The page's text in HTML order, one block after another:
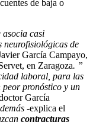
de baja o
asocia casi
neurofisiológicas de
García Campayo,
en Zaragoza. ”
laboral, para las
pronóstico y un
García
-explica el
contracturas